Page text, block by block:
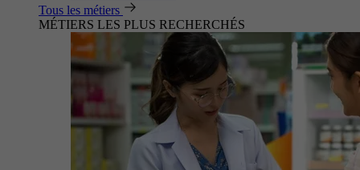
Tous les métiers
MÉTIERS LES PLUS RECHERCHÉS